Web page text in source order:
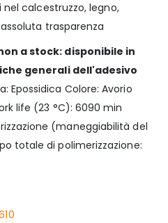
calcestruzzo, legno,
trasparenza
a stock: disponibile in
generali dell'adesivo
Epossidica Colore: Avorio
life (23 °C): 6090 min
(maneggiabilità del
totale di polimerizzazione: